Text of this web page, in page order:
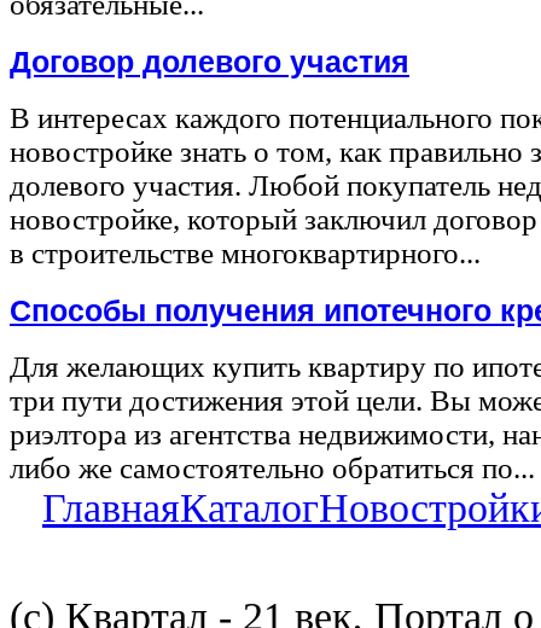
Договор долевого участия
В интересах каждого потенциального
новостройке знать о том, как правильно
долевого участия. Любой покупатель
новостройке, который заключил
в строительстве многоквартирного...
Способы получения ипотечного
Для желающих купить квартиру по
три пути достижения этой цели. Вы
риэлтора из агентства недвижимости,
либо же самостоятельно обратиться по...
ГлавнаяКаталог
(с) Квартал - 21 век, Портал